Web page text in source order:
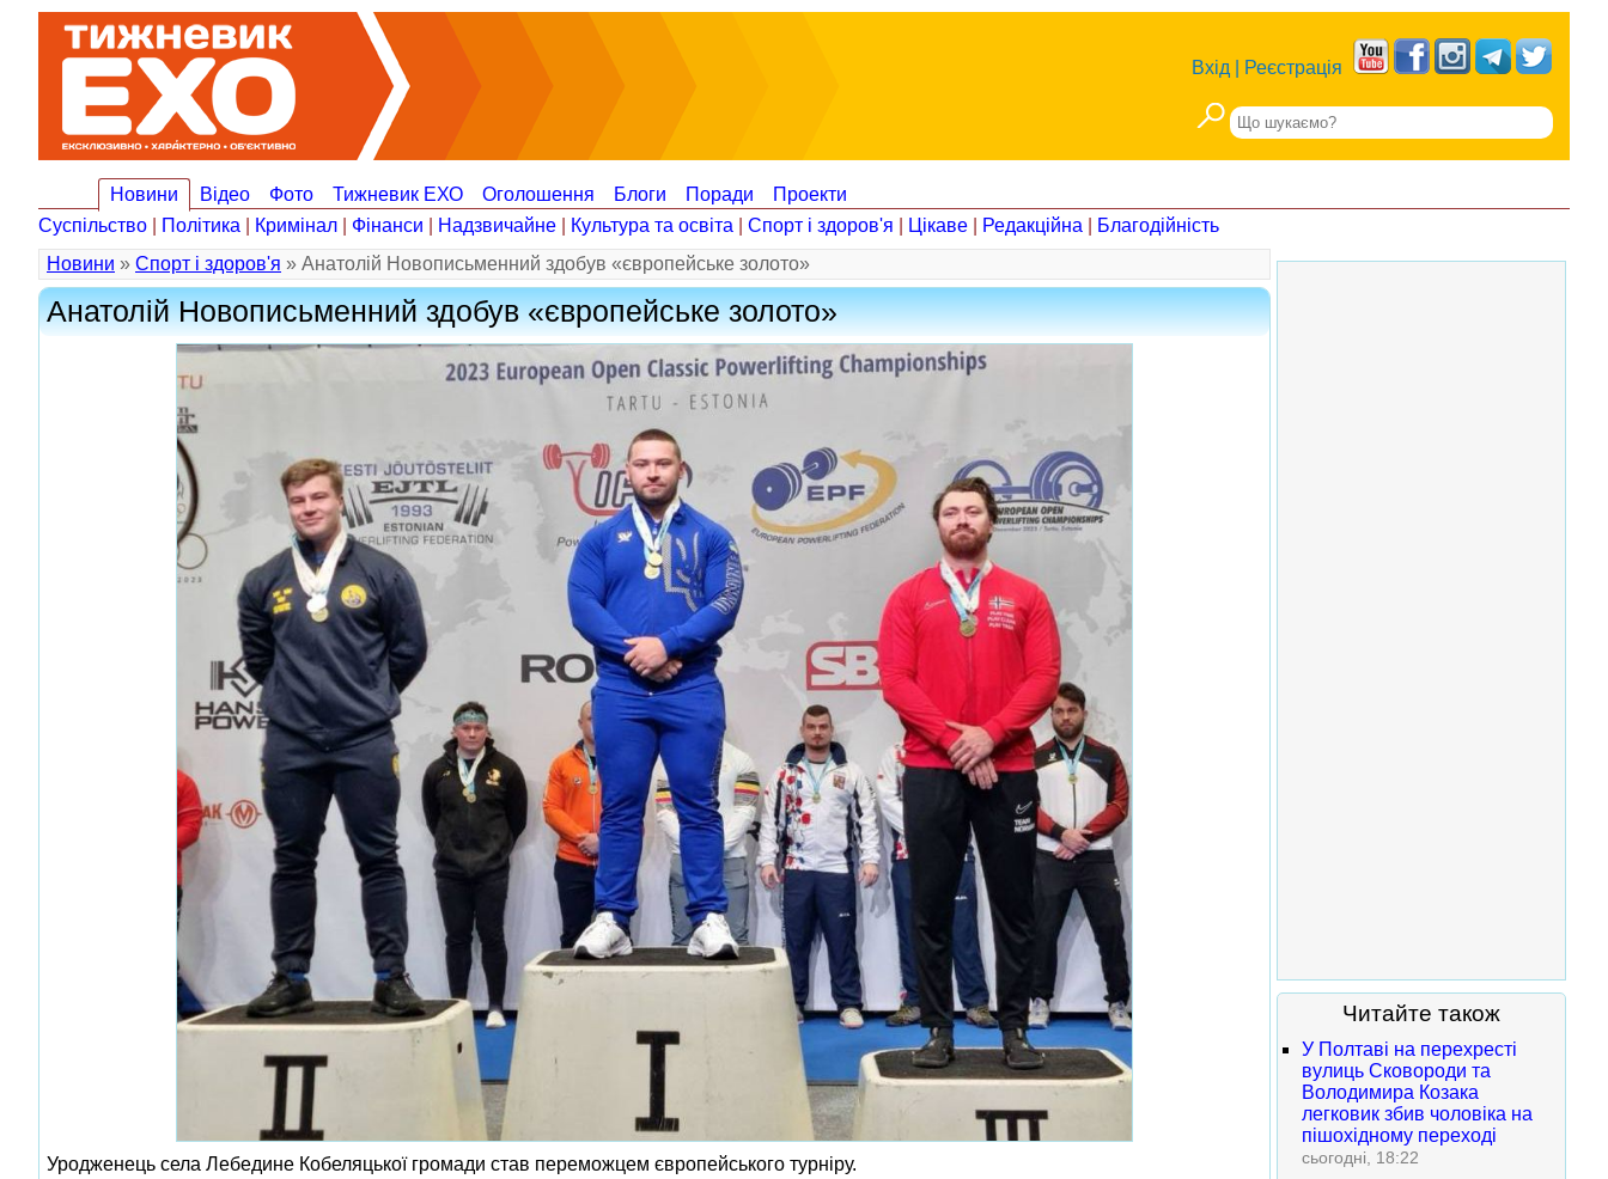
Вхід Реєстрація
Новини Відео Фото Тижневик ЕХО Оголошення Блоги Поради
Проекти
Суспільство
Політика Кримінал Фінанси Надзвичайне Культура та освіта Спорт і здоров'я Цікаве Редакційна
Благодійність
Новини » Спорт і здоров'я » Анатолій Новописьменний здобув «європейське золото»
Анатолій Новописьменний здобув «європейське золото»
Уродженець села Лебедине Кобеляцької громади став переможцем європейського турніру.
Читайте також
У Полтаві на перехресті
вулиць Сковороди та
Володимира Козака
легковик збив чоловіка на
пішохідному переході
сьогодні, 18:22